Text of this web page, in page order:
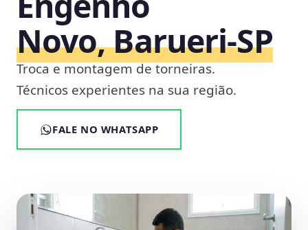
Novo, Barueri‑SP
Troca e montagem de torneiras.
Técnicos experientes na sua região.
FALE NO WHATSAPP